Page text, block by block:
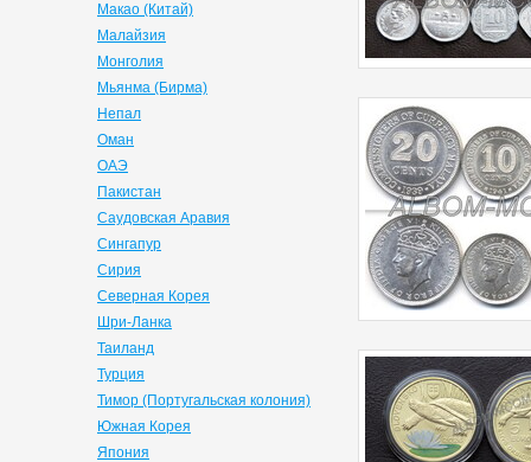
Макао (Китай)
Малайзия
Монголия
Мьянма (Бирма)
Непал
Оман
ОАЭ
Пакистан
Саудовская Аравия
Сингапур
Сирия
Северная Корея
Шри-Ланка
Таиланд
Турция
Тимор (Португальская колония)
Южная Корея
Япония